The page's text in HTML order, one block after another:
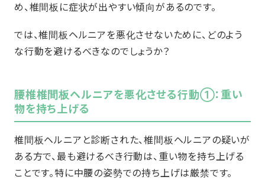
め、椎間板に症状が出やすい傾向があるのです。
では、椎間板ヘルニアを悪化させないために、どのよう
な行動を避けるべきなのでしょうか？
腰椎椎間板ヘルニアを悪化させる行動①：重い
物を持ち上げる
椎間板ヘルニアと診断された、椎間板ヘルニアの疑いが
ある方で、最も避けるべき行動は、重い物を持ち上げる
ことです。特に中腰の姿勢での持ち上げは厳禁です。